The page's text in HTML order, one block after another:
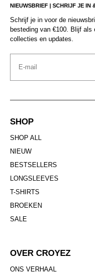
NIEUWSBRIEF | SCHRIJF JE IN
Schrijf je in voor de
besteding van €100. Blijf als
collecties en updates.
Email
SHOP
SHOP ALL
NIEUW
BESTSELLERS
LONGSLEEVES
T-SHIRTS
BROEKEN
SALE
OVER CROYEZ
ONS VERHAAL